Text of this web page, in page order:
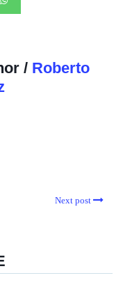
/ Roberto
Next post